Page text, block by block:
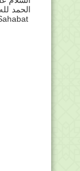
الحمد